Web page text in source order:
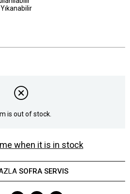
is out of stock.
when it is in stock
SOFRA SERVIS